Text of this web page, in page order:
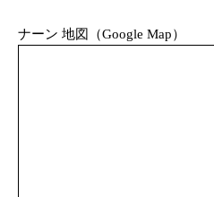
ナーン 地図（Google Map）